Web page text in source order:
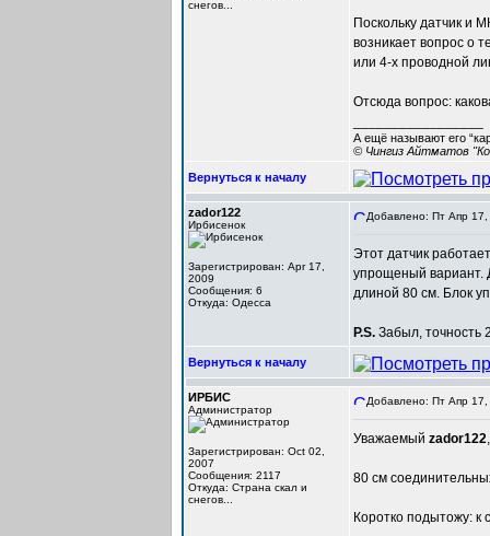
снегов...
Поскольку датчик и
возникает вопрос о
или 4-х проводной
Отсюда вопрос:
А ещё называют его
© Чингиз Айтматов
Вернуться к началу
zador122
Ирбисенок
Зарегистрирован: Apr 17,
2009
Сообщения: 6
Откуда: Одесса
Добавлено: Пт Апр
Этот датчик
упрощеный вариант.
длиной 80 см. Блок
P.S. Забыл, точность
Вернуться к началу
ИРБИС
Администратор
Зарегистрирован: Oct 02,
2007
Сообщения: 2117
Откуда: Cтрана скал и
снегов...
Добавлено: Пт Апр
Уважаемый zador122
80 см
Коротко подытожу: к